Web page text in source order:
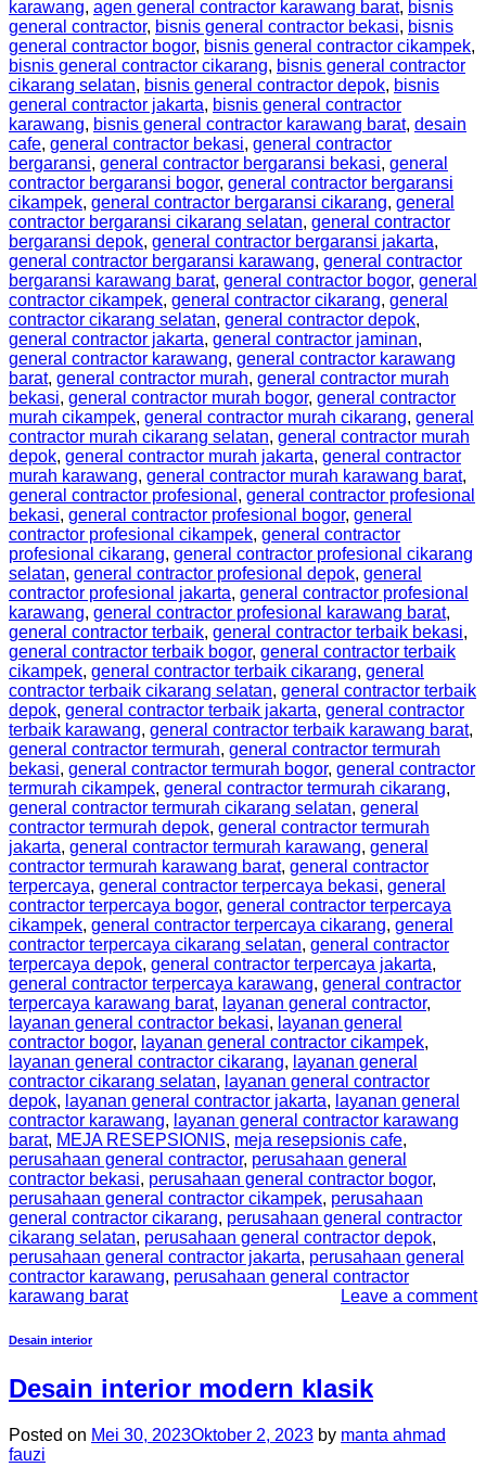
karawang, agen general contractor karawang barat, bisnis
general contractor, bisnis general contractor bekasi, bisnis
general contractor bogor, bisnis general contractor cikampek,
bisnis general contractor cikarang, bisnis general contractor
cikarang selatan, bisnis general contractor depok, bisnis
general contractor jakarta, bisnis general contractor
karawang, bisnis general contractor karawang barat, desain
cafe, general contractor bekasi, general contractor
bergaransi, general contractor bergaransi bekasi, general
contractor bergaransi bogor, general contractor bergaransi
cikampek, general contractor bergaransi cikarang, general
contractor bergaransi cikarang selatan, general contractor
bergaransi depok, general contractor bergaransi jakarta,
general contractor bergaransi karawang, general contractor
bergaransi karawang barat, general contractor bogor, general
contractor cikampek, general contractor cikarang, general
contractor cikarang selatan, general contractor depok,
general contractor jakarta, general contractor jaminan,
general contractor karawang, general contractor karawang
barat, general contractor murah, general contractor murah
bekasi, general contractor murah bogor, general contractor
murah cikampek, general contractor murah cikarang, general
contractor murah cikarang selatan, general contractor murah
depok, general contractor murah jakarta, general contractor
murah karawang, general contractor murah karawang barat,
general contractor profesional , general contractor profesional
bekasi, general contractor profesional bogor, general
contractor profesional cikampek, general contractor
profesional cikarang, general contractor profesional cikarang
selatan, general contractor profesional depok, general
contractor profesional jakarta, general contractor profesional
karawang, general contractor profesional karawang barat,
general contractor terbaik, general contractor terbaik bekasi,
general contractor terbaik bogor, general contractor terbaik
cikampek, general contractor terbaik cikarang, general
contractor terbaik cikarang selatan, general contractor terbaik
depok, general contractor terbaik jakarta, general contractor
terbaik karawang, general contractor terbaik karawang barat,
general contractor termurah, general contractor termurah
bekasi, general contractor termurah bogor, general contractor
termurah cikampek, general contractor termurah cikarang,
general contractor termurah cikarang selatan, general
contractor termurah depok, general contractor termurah
jakarta, general contractor termurah karawang, general
contractor termurah karawang barat, general contractor
terpercaya, general contractor terpercaya bekasi, general
contractor terpercaya bogor, general contractor terpercaya
cikampek, general contractor terpercaya cikarang, general
contractor terpercaya cikarang selatan, general contractor
terpercaya depok, general contractor terpercaya jakarta,
general contractor terpercaya karawang, general contractor
terpercaya karawang barat, layanan general contractor,
layanan general contractor bekasi, layanan general
contractor bogor, layanan general contractor cikampek,
layanan general contractor cikarang, layanan general
contractor cikarang selatan, layanan general contractor
depok, layanan general contractor jakarta, layanan general
contractor karawang, layanan general contractor karawang
barat, MEJA RESEPSIONIS, meja resepsionis cafe,
perusahaan general contractor, perusahaan general
contractor bekasi, perusahaan general contractor bogor,
perusahaan general contractor cikampek, perusahaan
general contractor cikarang, perusahaan general contractor
cikarang selatan, perusahaan general contractor depok,
perusahaan general contractor jakarta, perusahaan general
contractor karawang, perusahaan general contractor
karawang barat
Leave a comment
Desain interior
Desain interior modern klasik
Posted on Mei 30, 2023Oktober 2, 2023 by manta ahmad
fauzi